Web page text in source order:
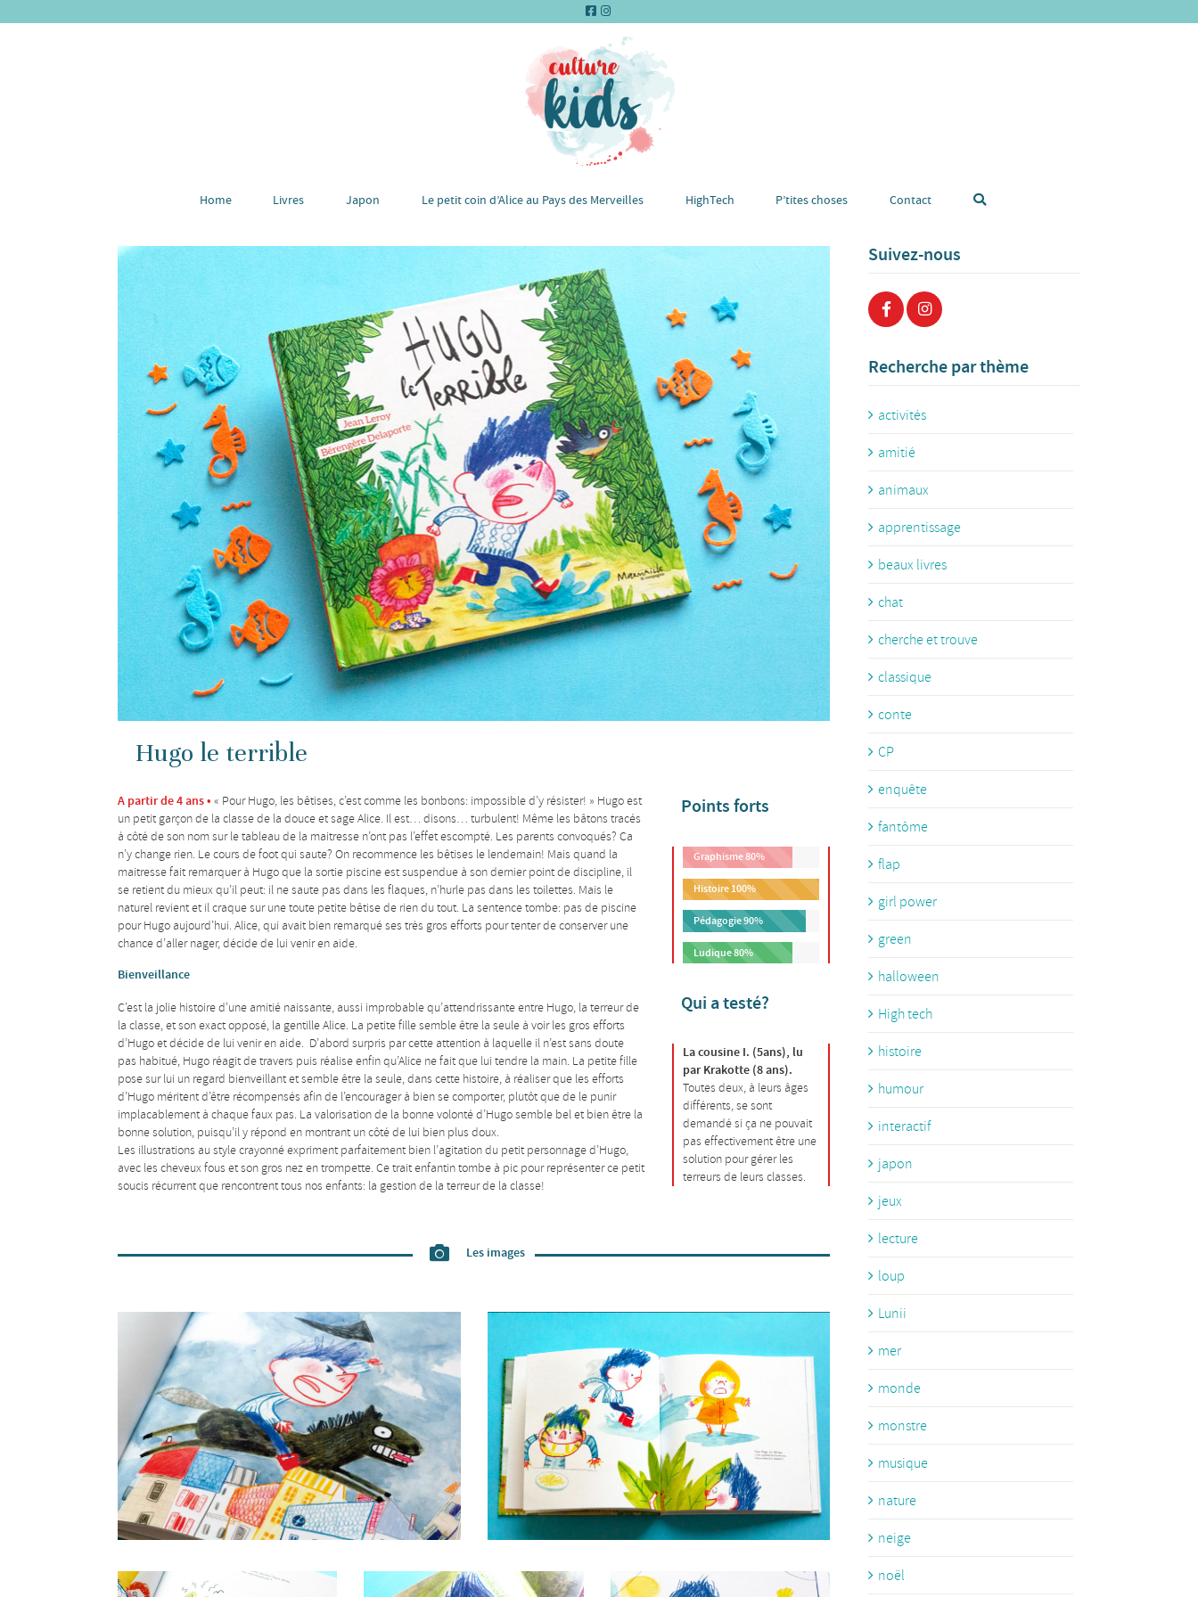
Home Livres Japon Le petit coin d’Alice au Pays des Merveilles HighTech P’tites choses Contact
Hugo le terrible
A partir de 4 ans • « Pour Hugo, les bêtises, c’est comme les bonbons: impossible d’y résister! » Hugo est
un petit garçon de la classe de la douce et sage Alice. Il est… disons… turbulent! Même les bâtons tracés
à côté de son nom sur le tableau de la maitresse n’ont pas l’effet escompté. Les parents convoqués? Ca
n’y change rien. Le cours de foot qui saute? On recommence les bêtises le lendemain! Mais quand la
maitresse fait remarquer à Hugo que la sortie piscine est suspendue à son dernier point de discipline, il
se retient du mieux qu’il peut: il ne saute pas dans les flaques, n’hurle pas dans les toilettes. Mais le
naturel revient et il craque sur une toute petite bêtise de rien du tout. La sentence tombe: pas de piscine
pour Hugo aujourd’hui. Alice, qui avait bien remarqué ses très gros efforts pour tenter de conserver une
chance d’aller nager, décide de lui venir en aide.
Bienveillance
C’est la jolie histoire d’une amitié naissante, aussi improbable qu’attendrissante entre Hugo, la terreur de
la classe, et son exact opposé, la gentille Alice. La petite fille semble être la seule à voir les gros efforts
d’Hugo et décide de lui venir en aide. D’abord surpris par cette attention à laquelle il n’est sans doute
pas habitué, Hugo réagit de travers puis réalise enfin qu’Alice ne fait que lui tendre la main. La petite fille
pose sur lui un regard bienveillant et semble être la seule, dans cette histoire, à réaliser que les efforts
d’Hugo méritent d’être récompensés afin de l’encourager à bien se comporter, plutôt que de le punir
implacablement à chaque faux pas. La valorisation de la bonne volonté d’Hugo semble bel et bien être la
bonne solution, puisqu’il y répond en montrant un côté de lui bien plus doux.
Les illustrations au style crayonné expriment parfaitement bien l’agitation du petit personnage d’Hugo,
avec les cheveux fous et son gros nez en trompette. Ce trait enfantin tombe à pic pour représenter ce petit
soucis récurrent que rencontrent tous nos enfants: la gestion de la terreur de la classe!
Points forts
Graphisme80%
Histoire100%
Pédagogie90%
Ludique80%
Qui a testé?
La cousine I. (5ans), lu
par Krakotte (8 ans).
Toutes deux, à leurs âges
différents, se sont
demandé si ça ne pouvait
pas effectivement être une
solution pour gérer les
terreurs de leurs classes.
Les images
Suivez-nous
Recherche par thème
activités
amitié
animaux
apprentissage
beaux livres
chat
cherche et trouve
classique
conte
CP
enquête
fantôme
flap
girl power
green
halloween
High tech
histoire
humour
interactif
japon
jeux
lecture
loup
Lunii
mer
monde
monstre
musique
nature
neige
noël